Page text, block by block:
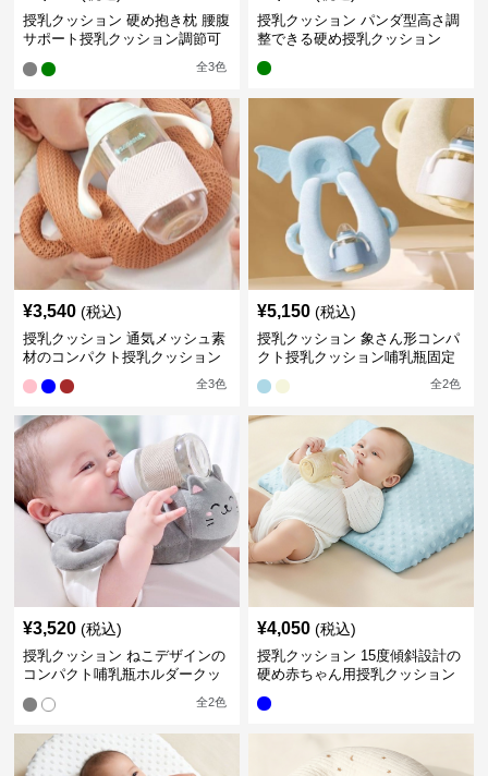
授乳クッション 硬め抱き枕 腰腹
サポート授乳クッション調節可
全3色
授乳クッション パンダ型高さ調
整できる硬め授乳クッション
¥3,540 (税込)
授乳クッション 通気メッシュ素
材のコンパクト授乳クッション
全3色
¥5,150 (税込)
授乳クッション 象さん形コンパ
クト授乳クッション哺乳瓶固定
全2色
¥3,520 (税込)
授乳クッション ねこデザインの
コンパクト哺乳瓶ホルダークッ
全2色
¥4,050 (税込)
授乳クッション 15度傾斜設計の
硬め赤ちゃん用授乳クッション